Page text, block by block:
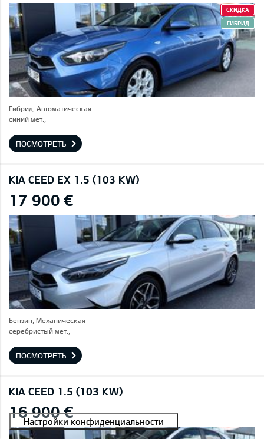
СКИДКА
ГИБРИД
Гибрид, Автоматическая
синий мет.,
ПОСМОТРЕТЬ
KIA CEED EX 1.5 (103 KW)
17 900 €
Бензин, Механическая
серебристый мет.,
ПОСМОТРЕТЬ
KIA CEED 1.5 (103 KW)
16 900 €